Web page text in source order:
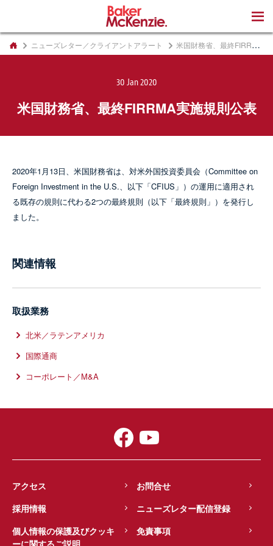
ニューズレター／クライアントアラート 米国財務省、最終FIRRMA実施規則公表
30 Jan 2020
米国財務省、最終FIRRMA実施規則公表
2020年1月13日、米国財務省は、対米外国投資委員会（Committee on
Foreign Investment in the U.S.、以下「CFIUS」）の運用に適用され
る既存の規則に代わる2つの最終規則（以下「最終規則」）を発行し
ました。
関連情報
取扱業務
北米／ラテンアメリカ
国際通商
コーポレート／M&A
アクセス
お問合せ
採用情報
ニューズレター配信登録
個人情報の保護及びクッキ
免責事項